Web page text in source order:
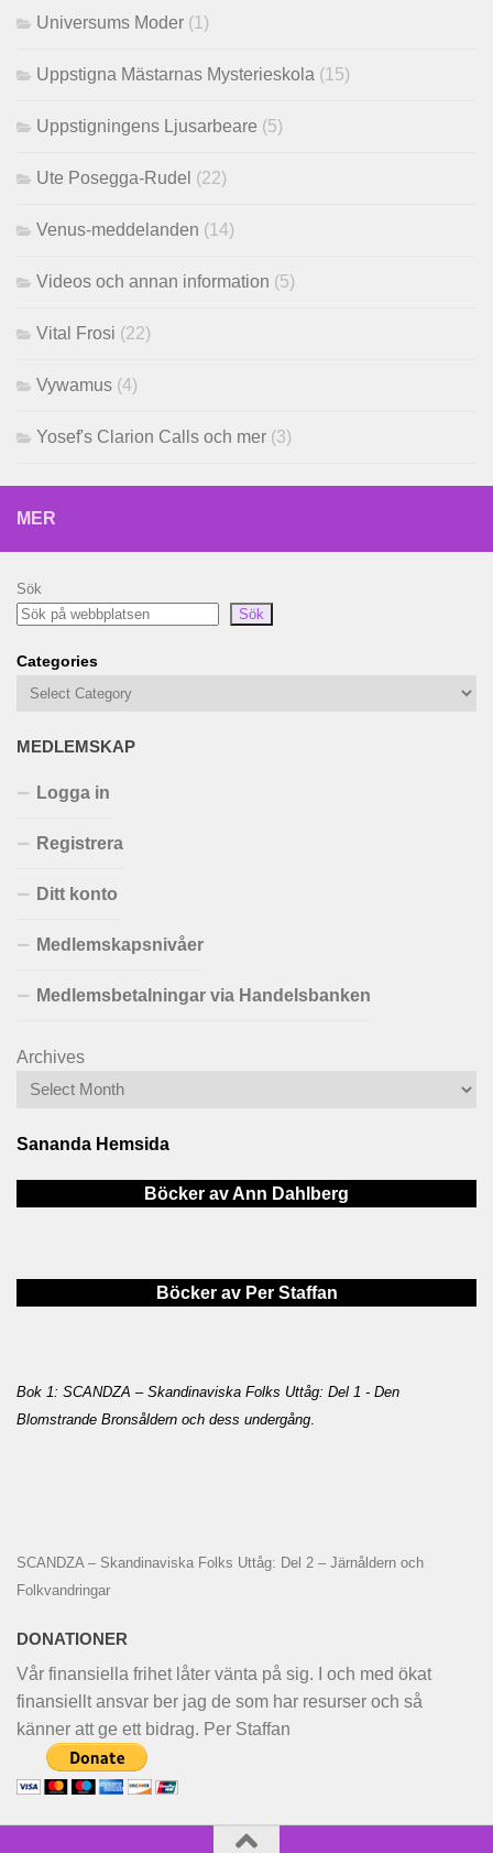
Universums Moder (1)
Uppstigna Mästarnas Mysterieskola (15)
Uppstigningens Ljusarbeare (5)
Ute Posegga-Rudel (22)
Venus-meddelanden (14)
Videos och annan information (5)
Vital Frosi (22)
Vywamus (4)
Yosef's Clarion Calls och mer (3)
MER
Sök
Sök
Categories
MEDLEMSKAP
Logga in
Registrera
Ditt konto
Medlemskapsnivåer
Medlemsbetalningar via Handelsbanken
Archives
Sananda Hemsida
Böcker av Ann Dahlberg
Böcker av Per Staffan
Bok 1: SCANDZA – Skandinaviska Folks Uttåg: Del 1 - Den
Blomstrande Bronsåldern och dess undergång.
SCANDZA – Skandinaviska Folks Uttåg: Del 2 – Järnåldern och
Folkvandringar
DONATIONER
Vår finansiella frihet låter vänta på sig. I och med ökat
finansiellt ansvar ber jag de som har resurser och så
känner att ge ett bidrag. Per Staffan